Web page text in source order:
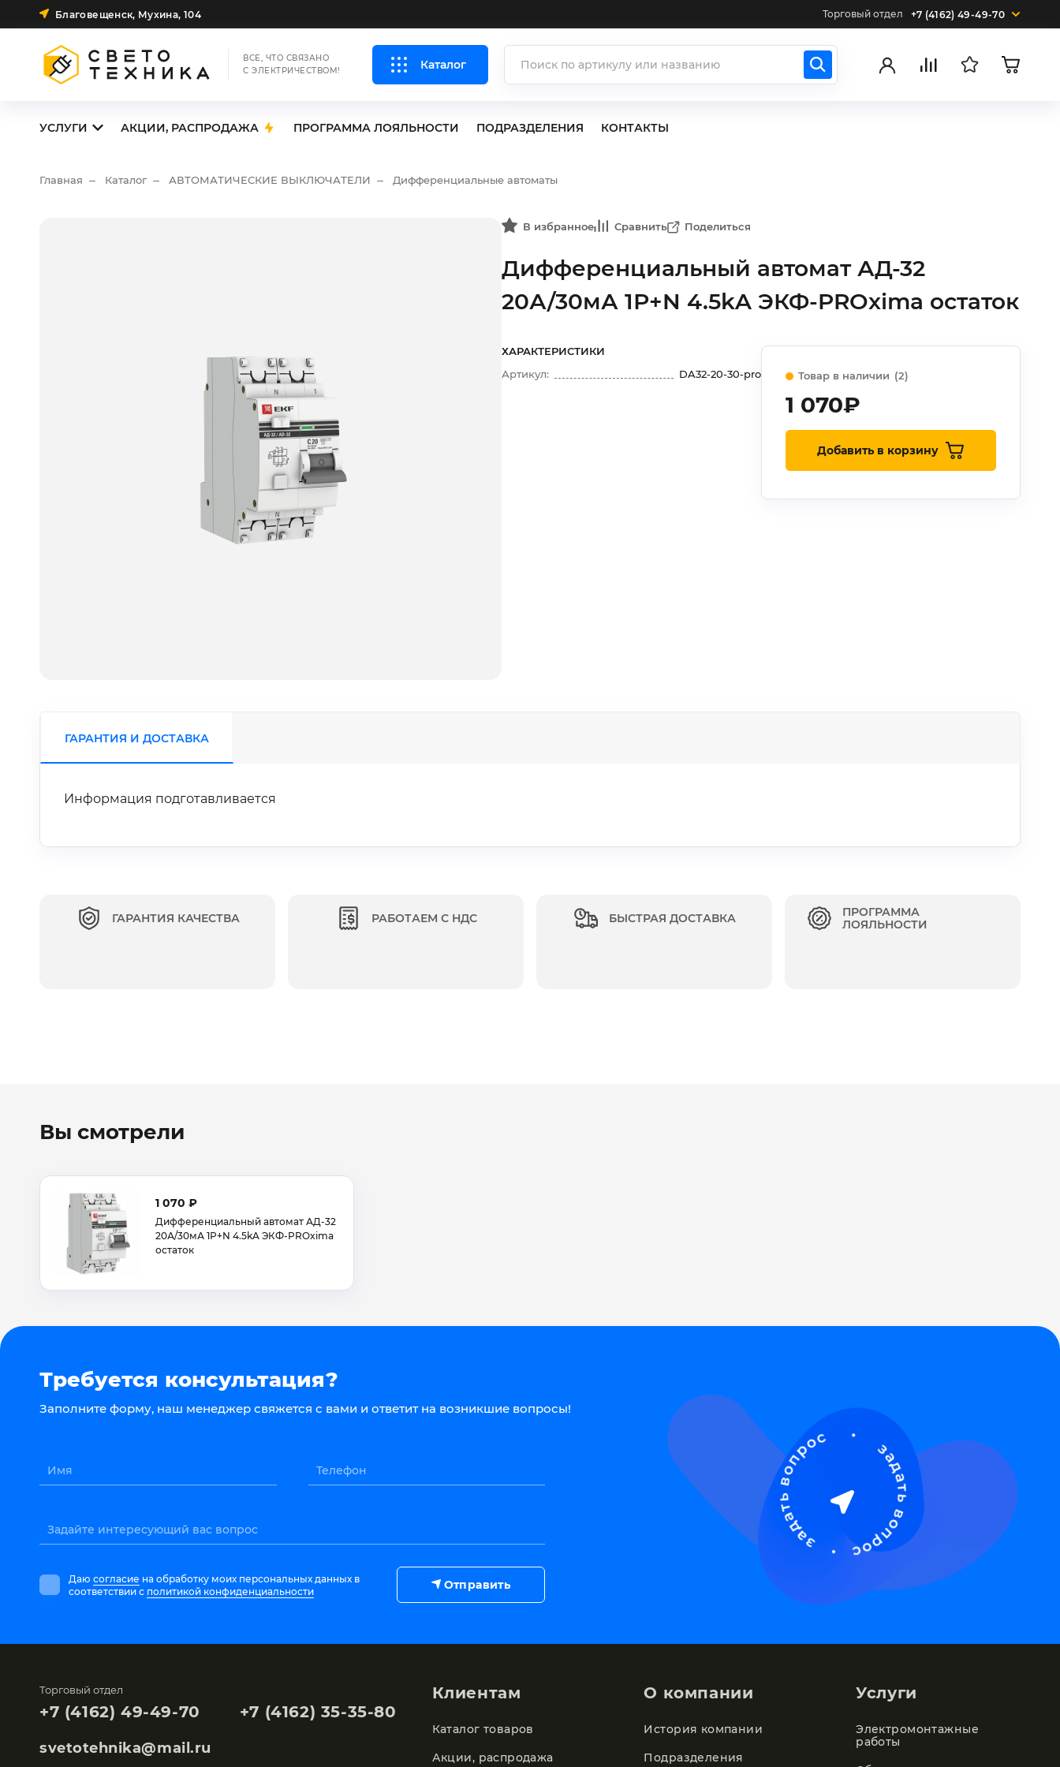
Благовещенск, Мухина, 104 Торговый отдел +7 (4162) 49-49-70
ВСЕ, ЧТО СВЯЗАНО
С ЭЛЕКТРИЧЕСТВОМ!
Каталог
УСЛУГИ АКЦИИ, РАСПРОДАЖА ПРОГРАММА ЛОЯЛЬНОСТИ ПОДРАЗДЕЛЕНИЯ КОНТАКТЫ
Главная Каталог АВТОМАТИЧЕСКИЕ ВЫКЛЮЧАТЕЛИ Дифференциальные автоматы
В избранное Сравнить Поделиться
Дифференциальный автомат АД-32
20А/30мА 1Р+N 4.5kA ЭКФ-PROxima остаток
ХАРАКТЕРИСТИКИ
Артикул:
DA32-20-30-pro Товар в наличии (2)
1 070₽
Добавить в корзину
ГАРАНТИЯ И ДОСТАВКА
Информация подготавливается
ГАРАНТИЯ КАЧЕСТВА РАБОТАЕМ С НДС БЫСТРАЯ ДОСТАВКА
ПРОГРАММА
ЛОЯЛЬНОСТИ
Вы смотрели
1 070 ₽
Дифференциальный автомат АД-32
20А/30мА 1Р+N 4.5kA ЭКФ-PROxima
остаток
Требуется консультация?
Заполните форму, наш менеджер свяжется с вами и ответит на возникшие вопросы!
Имя Телефон
Задайте интересующий вас вопрос
Даю согласие на обработку моих персональных данных в
соответствии с политикой конфиденциальности Отправить
Торговый отдел
+7 (4162) 49-49-70 +7 (4162) 35-35-80
svetotehnika@mail.ru
Клиентам
Каталог товаров
Акции, распродажа
О компании
История компании
Подразделения
Услуги
Электромонтажные
работы